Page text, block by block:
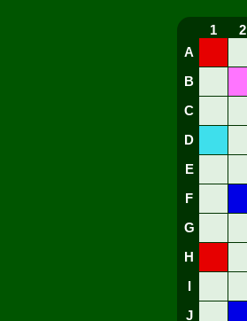
1 2
A
B
C
D
E
F
G
H
J